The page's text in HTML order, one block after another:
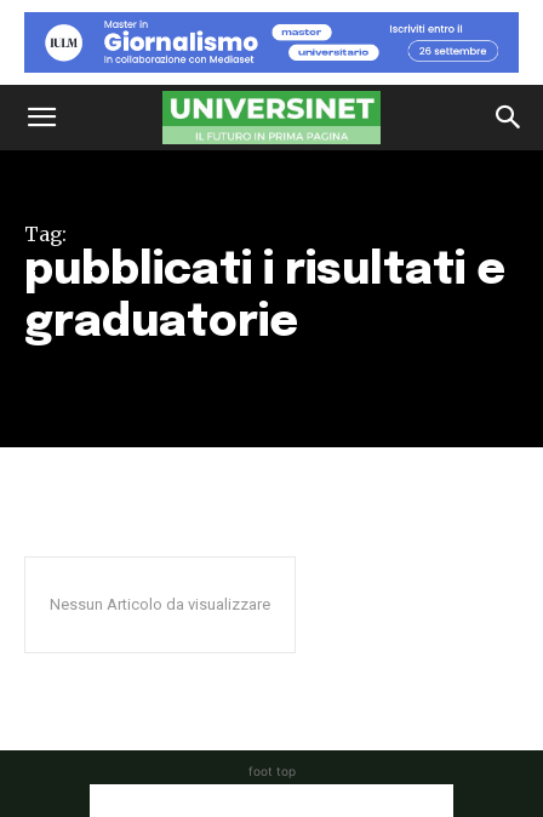
Tag:
pubblicati i risultati e
graduatorie
Nessun Articolo da visualizzare
foot top